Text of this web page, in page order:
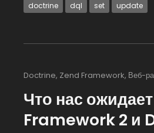
doctrine dql set update
Doctrine, Zend Framework, Веб-
Что нас
Framework 2 и